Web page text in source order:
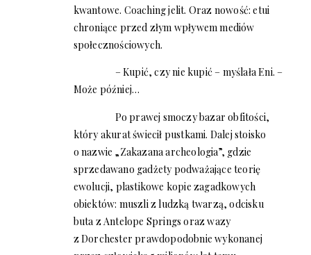
kwantowe. Coaching jelit. Oraz nowość: etui
chroniące przed złym wpływem mediów
społecznościowych.
– Kupić, czy nie kupić – myślała Eni. –
Może później…
Po prawej smoczy bazar obfitości,
który akurat świecił pustkami. Dalej stoisko
o nazwie „Zakazana archeologia”, gdzie
sprzedawano gadżety podważające teorię
ewolucji, plastikowe kopie zagadkowych
obiektów: muszli z ludzką twarzą, odcisku
buta z Antelope Springs oraz wazy
z Dorchester prawdopodobnie wykonanej